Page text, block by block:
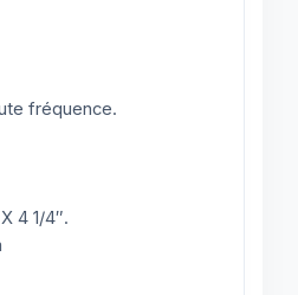
fréquence.
4 1/4″.